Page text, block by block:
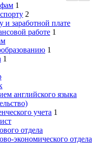
1
2
и заработной плате
работе 1
1
1
английского языка
учета 1
отдела
экономического отдела